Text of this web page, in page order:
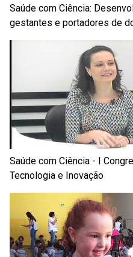
Saúde com Ciência:
gestantes e portadores de
Saúde com Ciência - I
Tecnologia e Inovação